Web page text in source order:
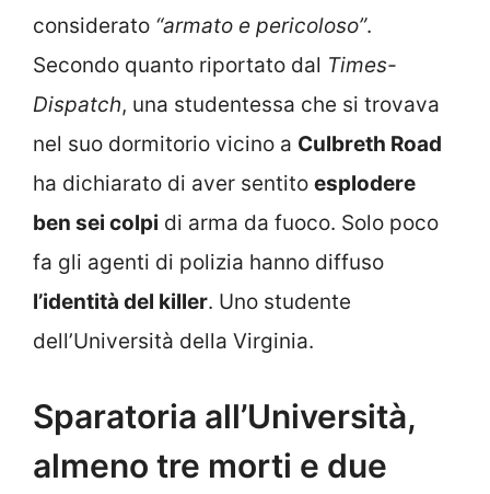
considerato “armato e pericoloso”.
Secondo quanto riportato dal Times-
Dispatch, una studentessa che si trovava
nel suo dormitorio vicino a Culbreth Road
ha dichiarato di aver sentito esplodere
ben sei colpi di arma da fuoco. Solo poco
fa gli agenti di polizia hanno diffuso
l’identità del killer. Uno studente
dell’Università della Virginia.
Sparatoria all’Università,
almeno tre morti e due